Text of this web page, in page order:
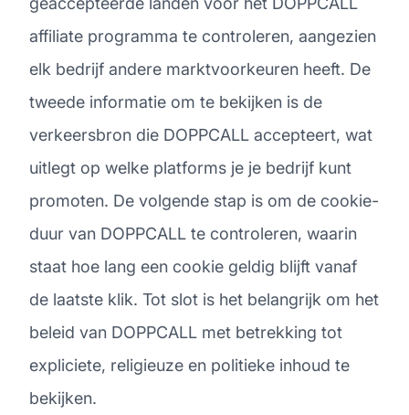
affiliate programma te controleren, aangezien
elk bedrijf andere marktvoorkeuren heeft. De
tweede informatie om te bekijken is de
verkeersbron die DOPPCALL accepteert, wat
uitlegt op welke platforms je je bedrijf kunt
promoten. De volgende stap is om de cookie-
duur van DOPPCALL te controleren, waarin
staat hoe lang een cookie geldig blijft vanaf
de laatste klik. Tot slot is het belangrijk om het
beleid van DOPPCALL met betrekking tot
expliciete, religieuze en politieke inhoud te
bekijken.